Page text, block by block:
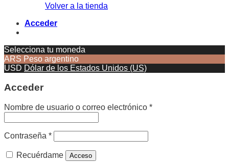
Volver a la tienda
Acceder
Selecciona tu moneda
ARS Peso argentino
USD Dólar de los Estados Unidos (US)
Acceder
Nombre de usuario o correo electrónico *
Contraseña *
Recuérdame Acceso